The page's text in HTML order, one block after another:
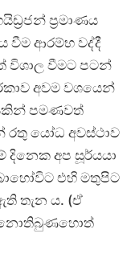
ප්‍රමාණය
වීම ආරම්භ වද්දී
විශාල වීමට පටන්
අවම වශයෙන්
පමණවත්
රතු යෝධ අවස්ථාව
දිනෙක අප සූර්යයා
එහි මතුපිට
තැන ය. (ඒ
නොතිබුණහොත්